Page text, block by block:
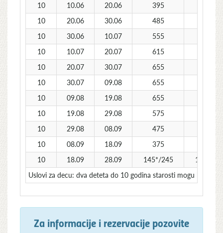
10
10.06 20.06 395
10
20.06 30.06 485
10
30.06 10.07 555
10
10.07 20.07 615
10
20.07 30.07 655
10
30.07 09.08 655
685
10
09.08 19.08 655
10
19.08 29.08 575
605
10
29.08 08.09 475
505
10
08.09 18.09 375
10
18.09 28.09 145*/245
135*/
Uslovi za decu: dva deteta do 10 godina starosti mogu
Za informacije i rezervacije pozovite